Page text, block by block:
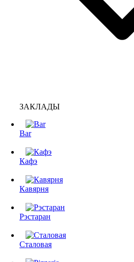
ЗАКЛАДЫ
Bar
Кафэ
Кавярня
Рэстаран
Сталовая